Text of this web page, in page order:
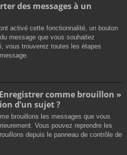
des messages à un
activé cette fonctionnalité, un bouton
message que vous souhaitez
vous trouverez toutes les étapes
comme brouillon »
d’un sujet ?
brouillons les messages que vous
Vous pouvez reprendre les
depuis le panneau de contrôle de